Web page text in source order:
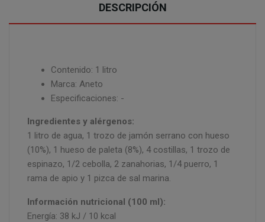
DESCRIPCIÓN
Contenido: 1 litro
Marca: Aneto
Especificaciones: -
Ingredientes y alérgenos:
1 litro de agua, 1 trozo de jamón serrano con hueso
(10%), 1 hueso de paleta (8%), 4 costillas, 1 trozo de
espinazo, 1/2 cebolla, 2 zanahorias, 1/4 puerro, 1
rama de apio y 1 pizca de sal marina.
Información nutricional (100 ml):
Energía: 38 kJ / 10 kcal